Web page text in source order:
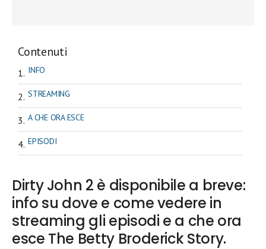
Contenuti
INFO
STREAMING
A CHE ORA ESCE
EPISODI
Dirty John 2 è disponibile a breve:
info su dove e come vedere in
streaming gli episodi e a che ora
esce The Betty Broderick Story.